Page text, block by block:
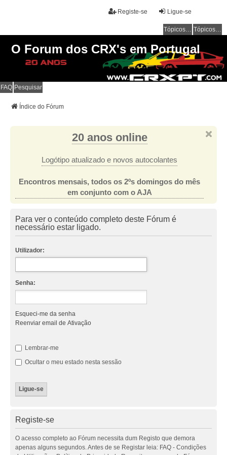
Ligue-se
Registe-se
Tópicos sem resposta Tópicos ativos
O Forum dos CRX's em Portugal
FAQ Pesquisar
Índice do Fórum
20 anos online
Logótipo atualizado e novos autocolantes
Encontros mensais, todos os 2ºs domingos do mês
em conjunto com o AJA
Para ver o conteúdo completo deste Fórum é
necessário estar ligado.
Utilizador:
Senha:
Esqueci-me da senha
Reenviar email de Ativação
Lembrar-me
Ocultar o meu estado nesta sessão
Registe-se
O acesso completo ao Fórum necessita dum Registo que demora
apenas alguns segundos. Antes de se Registar leia: FAQ - Condições